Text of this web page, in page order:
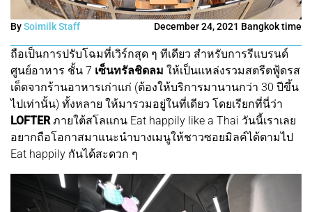
BySoimilk Staff December 24, 2021 Bangkok time
ถือเป็นการปรับโฉมที่เวิร์กสุด ๆ ทีเดียว สำหรับการรีแบรนด์
ศูนย์อาหาร ชั้น 7 เซ็นทรัลชิดลม ให้เป็นแหล่งรวมสตรีตฟู้ดรส
เด็ดจากร้านอาหารเก่าแก่ (ต้องให้บริการมานานกว่า 30 ปีขึ้น
ไปเท่านั้น) ทั้งหลาย ให้มารวมอยู่ในที่เดียว โดยเรียกที่นี่ว่า
LOFTERภายใต้สโลแกน Eat happily like a Thai วันนี้เราเลย
อยากถือโอกาสมาแนะนำบางเมนูให้ชาวซอยมิลค์ได้ตามไป
Eat happily กันได้สะดวก ๆ